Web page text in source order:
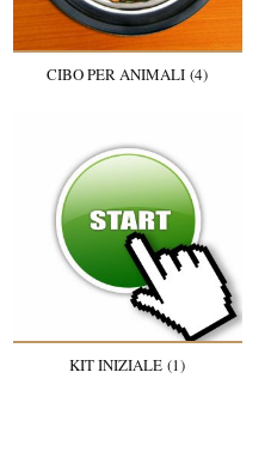
CIBO PER ANIMALI (4)
KIT INIZIALE (1)